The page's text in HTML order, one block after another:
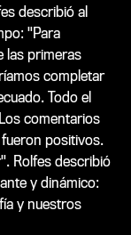
describió al
"Para
las primeras
completar
Todo el
comentarios
positivos.
Rolfes describió
y dinámico:
y nuestros